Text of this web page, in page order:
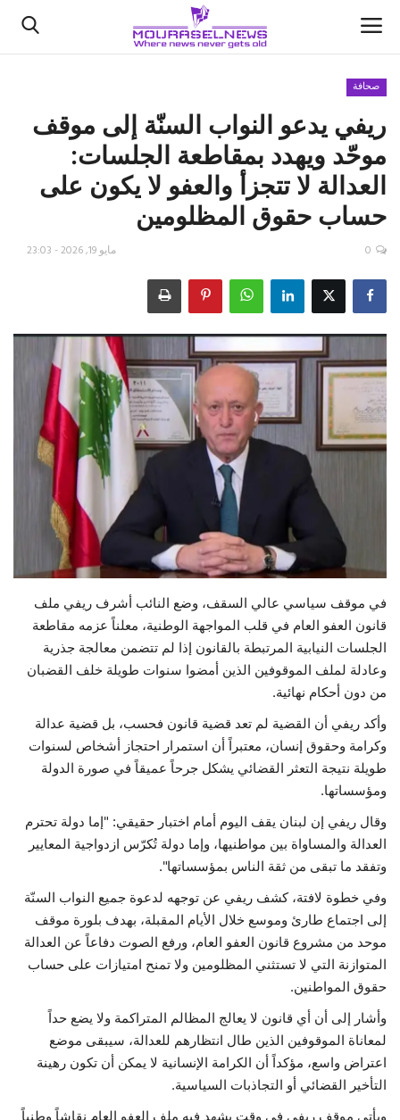
الأخبار
كتّابنا
السعودية
اقتصاد
علوم وتكنولوجيا
فيديو
حياة
صحافة
ريفي يدعو النواب السنّة إلى موقف
موحّد ويهدد بمقاطعة الجلسات:
العدالة لا تتجزأ والعفو لا يكون على
حساب حقوق المظلومين
مايو 19, 2026 - 23:03 0
في موقف سياسي عالي السقف، وضع النائب أشرف ريفي ملف
قانون العفو العام في قلب المواجهة الوطنية، معلناً عزمه مقاطعة
الجلسات النيابية المرتبطة بالقانون إذا لم تتضمن معالجة جذرية
وعادلة لملف الموقوفين الذين أمضوا سنوات طويلة خلف القضبان
من دون أحكام نهائية.
وأكد ريفي أن القضية لم تعد قضية قانون فحسب، بل قضية عدالة
وكرامة وحقوق إنسان، معتبراً أن استمرار احتجاز أشخاص لسنوات
طويلة نتيجة التعثر القضائي يشكل جرحاً عميقاً في صورة الدولة
ومؤسساتها.
وقال ريفي إن لبنان يقف اليوم أمام اختبار حقيقي: "إما دولة تحترم
العدالة والمساواة بين مواطنيها، وإما دولة تُكرّس ازدواجية المعايير
وتفقد ما تبقى من ثقة الناس بمؤسساتها".
وفي خطوة لافتة، كشف ريفي عن توجهه لدعوة جميع النواب السنّة
إلى اجتماع طارئ وموسع خلال الأيام المقبلة، بهدف بلورة موقف
موحد من مشروع قانون العفو العام، ورفع الصوت دفاعاً عن العدالة
المتوازنة التي لا تستثني المظلومين ولا تمنح امتيازات على حساب
حقوق المواطنين.
وأشار إلى أن أي قانون لا يعالج المظالم المتراكمة ولا يضع حداً
لمعاناة الموقوفين الذين طال انتظارهم للعدالة، سيبقى موضع
اعتراض واسع، مؤكداً أن الكرامة الإنسانية لا يمكن أن تكون رهينة
التأخير القضائي أو التجاذبات السياسية.
ويأتي موقف ريفي في وقت يشهد فيه ملف العفو العام نقاشاً وطنياً